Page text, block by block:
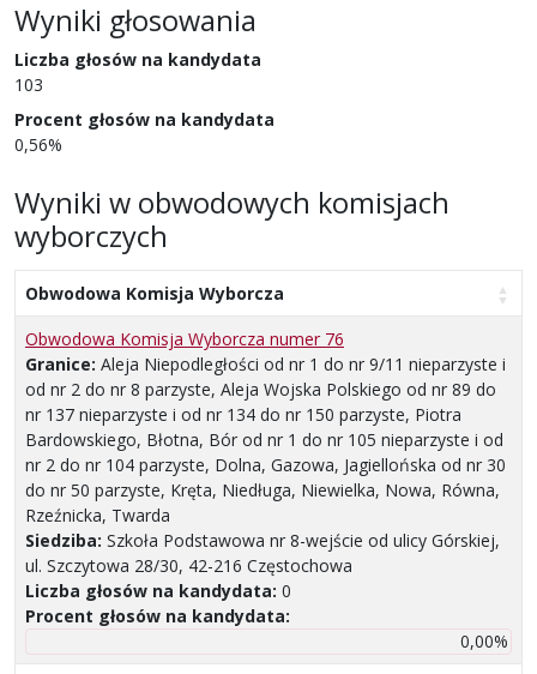
Wyniki głosowania
Liczba głosów na kandydata
103
Procent głosów na kandydata
0,56%
Wyniki w obwodowych komisjach
wyborczych
Obwodowa Komisja Wyborcza
Obwodowa Komisja Wyborcza numer 76
Granice: Aleja Niepodległości od nr 1 do nr 9/11 nieparzyste i
od nr 2 do nr 8 parzyste, Aleja Wojska Polskiego od nr 89 do
nr 137 nieparzyste i od nr 134 do nr 150 parzyste, Piotra
Bardowskiego, Błotna, Bór od nr 1 do nr 105 nieparzyste i od
nr 2 do nr 104 parzyste, Dolna, Gazowa, Jagiellońska od nr 30
do nr 50 parzyste, Kręta, Niedługa, Niewielka, Nowa, Równa,
Rzeźnicka, Twarda
Siedziba: Szkoła Podstawowa nr 8-wejście od ulicy Górskiej,
ul. Szczytowa 28/30, 42-216 Częstochowa
Liczba głosów na kandydata: 0
Procent głosów na kandydata:
0,00%